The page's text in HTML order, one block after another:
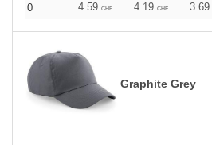
0 4.59 CHF 4.19 CHF 3.69
Graphite Grey